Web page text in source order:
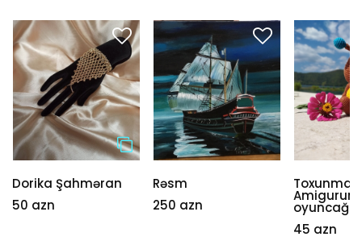
Dorika Şahməran
50 azn
Rəsm
250 azn
Toxunma
Amigurumi
oyuncağı
45 azn